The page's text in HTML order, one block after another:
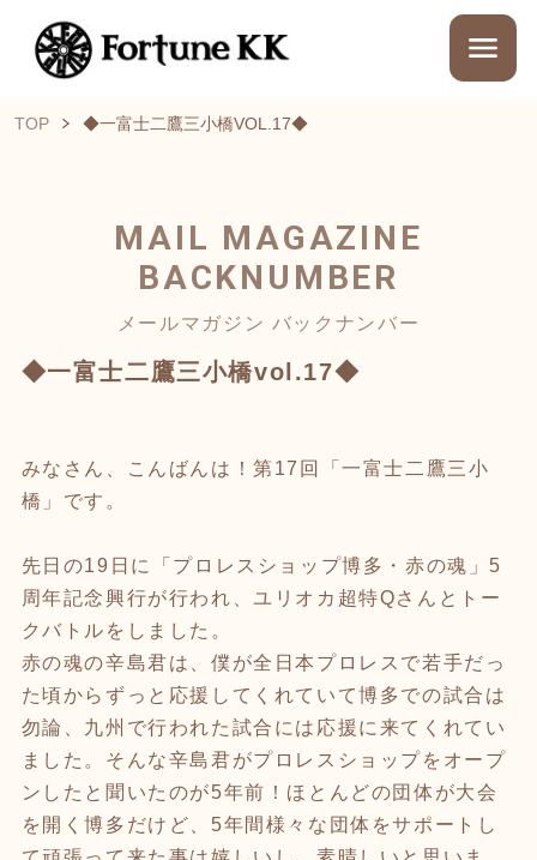
TOP ◆一富士二鷹三小橋VOL.17◆
MAIL MAGAZINE
BACKNUMBER
メールマガジン バックナンバー
◆一富士二鷹三小橋vol.17◆
みなさん、こんばんは！第17回「一富士二鷹三小
橋」です。
先日の19日に「プロレスショップ博多・赤の魂」5
周年記念興行が行われ、ユリオカ超特Qさんとトー
クバトルをしました。
赤の魂の辛島君は、僕が全日本プロレスで若手だっ
た頃からずっと応援してくれていて博多での試合は
勿論、九州で行われた試合には応援に来てくれてい
ました。そんな辛島君がプロレスショップをオープ
ンしたと聞いたのが5年前！ほとんどの団体が大会
を開く博多だけど、5年間様々な団体をサポートし